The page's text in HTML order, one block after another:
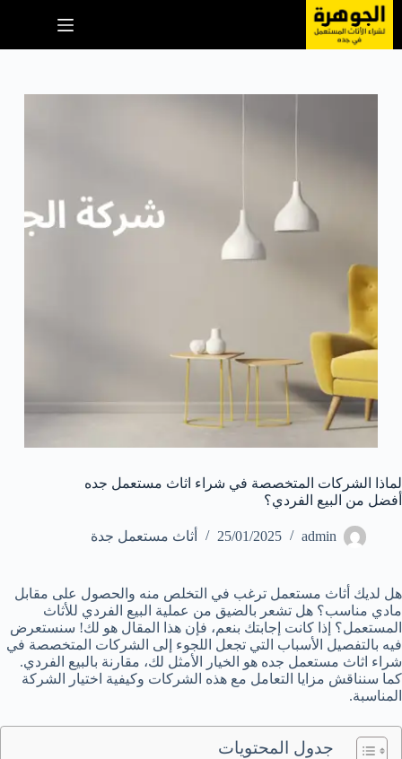
التجاوز
إلى
المحتوى
لماذا الشركات المتخصصة في شراء اثاث مستعمل جده
أفضل من البيع الفردي؟
admin
25/01/2025 أثاث مستعمل جدة
هل لديك أثاث مستعمل ترغب في التخلص منه والحصول على مقابل
مادي مناسب؟ هل تشعر بالضيق من عملية البيع الفردي للأثاث
المستعمل؟ إذا كانت إجابتك بنعم، فإن هذا المقال هو لك! سنستعرض
فيه بالتفصيل الأسباب التي تجعل اللجوء إلى الشركات المتخصصة في
شراء اثاث مستعمل جده هو الخيار الأمثل لك، مقارنة بالبيع الفردي.
كما سنناقش مزايا التعامل مع هذه الشركات وكيفية اختيار الشركة
المناسبة.
جدول المحتويات